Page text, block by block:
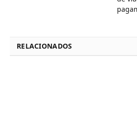
RELACIONADOS